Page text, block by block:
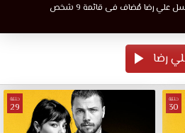
علي رضا مُضاف فى قائمة 9 شخص
رضا
حلقة
30
حلقة
29